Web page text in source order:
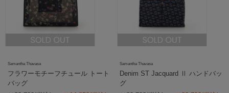
Samantha Thavasa
フラワーモチーフチュール トート
バッグ
Samantha Thavasa
Denim ST Jacquard Ⅱ ハンドバッ
グ